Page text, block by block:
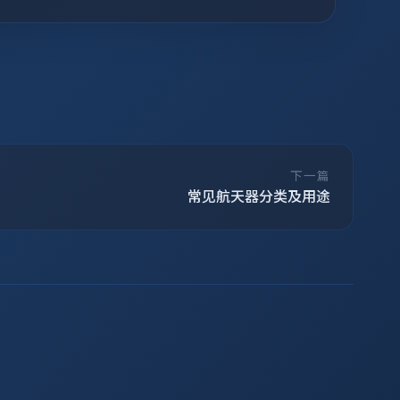
下一篇
常见航天器分类及用途